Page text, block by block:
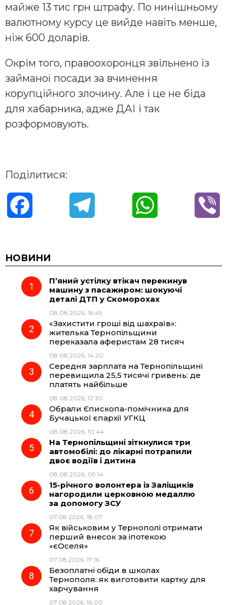
майже 13 тис грн штрафу. По нинішньому
валютному курсу це вийде навіть менше,
ніж 600 доларів.
Окрім того, правоохоронця звільнено із
займаної посади за вчинення
корупційного злочину. Але і це не біда
для хабарника, адже ДАІ і так
розформовують.
Поділитися:
c
e
o
k
e
g
r
a
m
t
НОВИНИ
П’яний устілку втікач перекинув
машину з пасажиром: шокуючі
деталі ДТП у Скоморохах
08.08.2026, 16:49
«Захистити гроші від шахраїв»:
жителька Тернопільщини
переказала аферистам 28 тисяч
08.08.2026, 14:20
Середня зарплата на Тернопільщині
перевищила 25,5 тисячі гривень: де
платять найбільше
08.08.2026, 12:30
Обрали Єпископа-помічника для
Бучацької єпархії УГКЦ
08.08.2026, 10:44
На Тернопільщині зіткнулися три
автомобілі: до лікарні потрапили
двоє водіїв і дитина
08.08.2026, 09:14
15-річного волонтера із Заліщиків
нагородили церковною медаллю
за допомогу ЗСУ
07.08.2026, 18:07
Як військовим у Тернополі отримати
перший внесок за іпотекою
«єОселя»
07.08.2026, 17:16
Безоплатні обіди в школах
Тернополя: як виготовити картку для
харчування
07.08.2026, 16:00